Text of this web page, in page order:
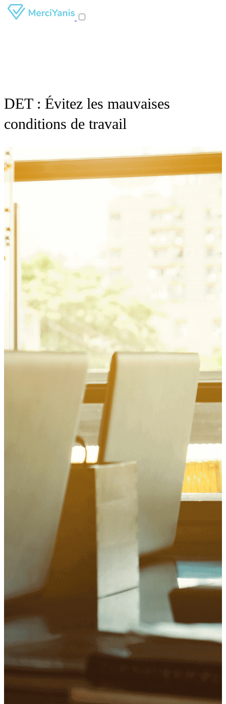
DET : Évitez les mauvaises
conditions de travail